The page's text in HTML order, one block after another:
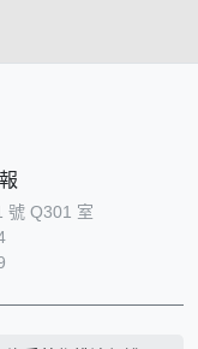
號 Q301 室